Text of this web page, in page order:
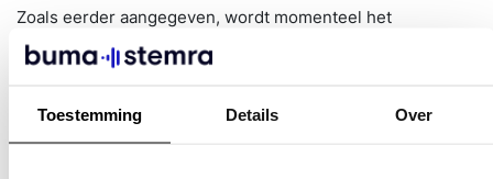
Toestemming Details Over
Zoals eerder aangegeven, wordt momenteel het
beschermde wereldrepertoire gebruikt voor de training
van deze AI-applicaties. Ondanks de recent aangenomen
reguleringsrichtlijnen te laat komen. Hierdoor hebben de